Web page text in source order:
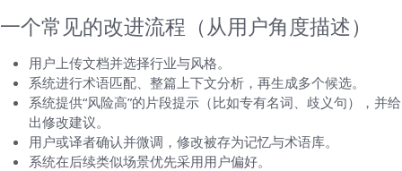
一个常见的改进流程（从用户角度描述）
用户上传文档并选择行业与风格。
系统进行术语匹配、整篇上下文分析，再生成多个候选。
系统提供“风险高”的片段提示（比如专有名词、歧义句），并给
出修改建议。
用户或译者确认并微调，修改被存为记忆与术语库。
系统在后续类似场景优先采用用户偏好。